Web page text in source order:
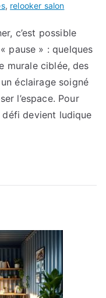
, relooker salon
c’est possible
pause » : quelques
murale ciblée, des
éclairage soigné
l’espace. Pour
devient ludique